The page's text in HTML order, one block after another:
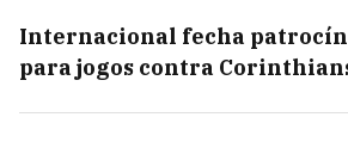
Internacional fecha
para jogos contra